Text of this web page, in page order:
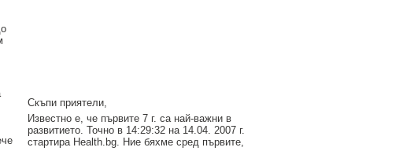
Скъпи приятели,
Известно е, че първите 7 г. са най-важни в
развитието. Точно в 14:29:32 на 14.04. 2007 г.
стартирa Health.bg. Ние бяхме сред първите,